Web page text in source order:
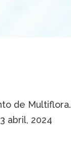
de Multiflora.
abril, 2024